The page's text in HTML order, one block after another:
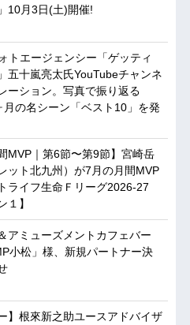
10月3日(土)開催!
トエージェンシー「ゲッティ
五十嵐亮太氏YouTubeチャンネ
ーション。写真で振り返る
月の名シーン「ベスト10」を発
MVP｜第6節〜第9節】宮崎岳
ット北九州）が7月の月間MVP
ライフ生命Ｆリーグ2026-27
１】
アミューズメントカフェバー
小松」様、新規パートナー決
】根來新之助ユースアドバイザ